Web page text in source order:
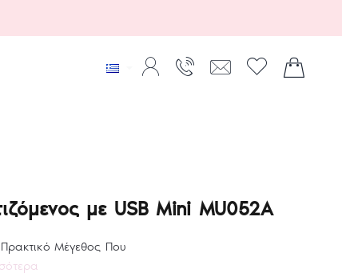
με USB Mini MU052A
Μέγεθος Που